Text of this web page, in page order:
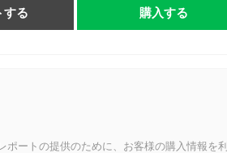
する 購入する
ートの提供のために、お客様の購入情報を利